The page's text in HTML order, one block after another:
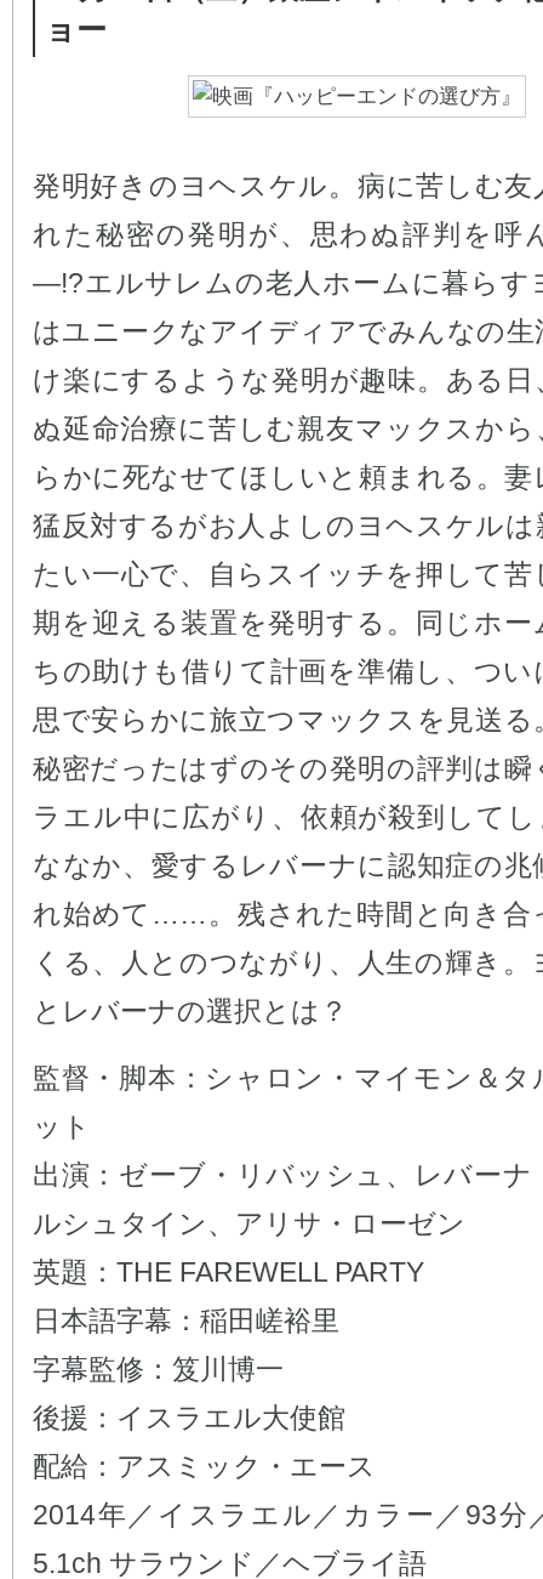
ョー
発明好きのヨヘスケル。病に苦しむ友
れた秘密の発明が、思わぬ評判を呼
―!?エルサレムの老人ホームに暮らす
はユニークなアイディアでみんなの生
け楽にするような発明が趣味。ある日
ぬ延命治療に苦しむ親友マックスから
らかに死なせてほしいと頼まれる。妻
猛反対するがお人よしのヨヘスケルは
たい一心で、自らスイッチを押して苦
期を迎える装置を発明する。同じホー
ちの助けも借りて計画を準備し、つい
思で安らかに旅立つマックスを見送る
秘密だったはずのその発明の評判は瞬
ラエル中に広がり、依頼が殺到して
ななか、愛するレバーナに認知症の兆
れ始めて……。残された時間と向き合
くる、人とのつながり、人生の輝き。
とレバーナの選択とは？
監督・脚本：シャロン・マイモン＆タ
ット
出演：ゼーブ・リバッシュ、レバーナ
ルシュタイン、アリサ・ローゼン
英題：THE FAREWELL PARTY
日本語字幕：稲田嵯裕里
字幕監修：笈川博一
後援：イスラエル大使館
配給：アスミック・エース
2014年／イスラエル／カラー／93分
5.1ch サラウンド／ヘブライ語